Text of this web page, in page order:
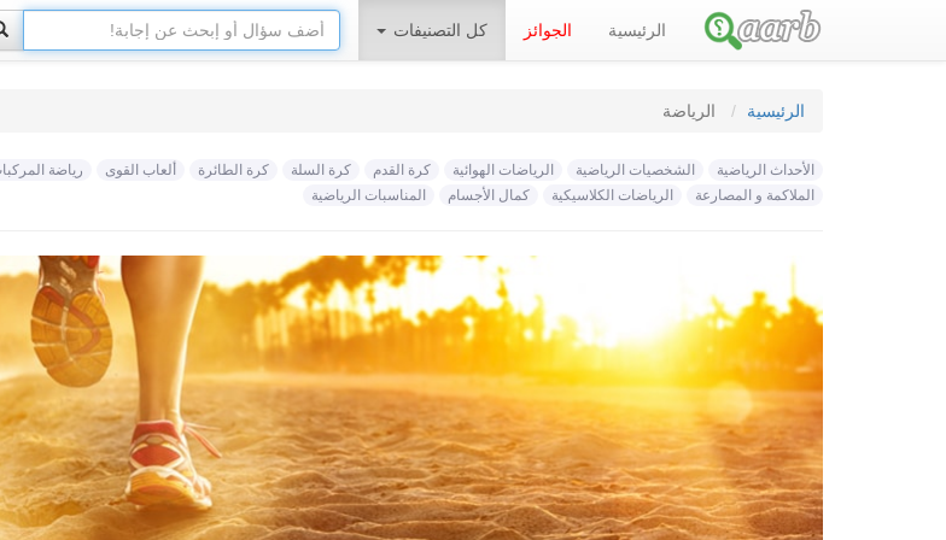
الرئيسية الجوائز كل التصنيفات
الرئيسية الرياضة
الأحداث الرياضية الشخصيات الرياضية الرياضات الهوائية كرة القدم كرة السلة كرة الطائرة ألعاب القوى رياضة
الملاكمة و المصارعة
الرياضات الكلاسيكية كمال الأجسام المناسبات الرياضية